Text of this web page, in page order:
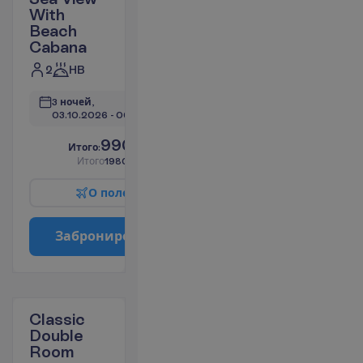
With
Beach
Cabana
2 HB
3 ночей,
03.10.2026 - 06.10.2026
Итого:990.23
Итого1980.46
О поле
Заброниро
Classic
Double
Room